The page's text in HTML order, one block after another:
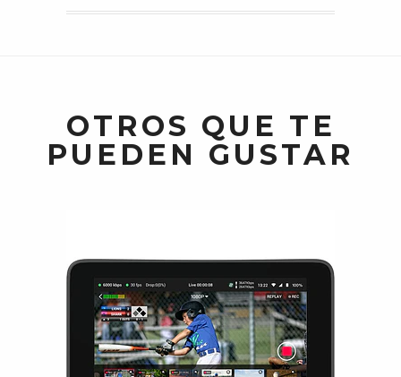
OTROS QUE TE
PUEDEN GUSTAR